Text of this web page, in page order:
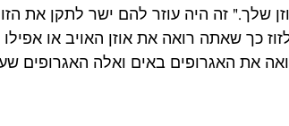
שלך." זה היה עוזר להם ישר לתקן את
כך שאתה רואה את אוזן האויב או
את האגרופים באים ואלה האגרופים